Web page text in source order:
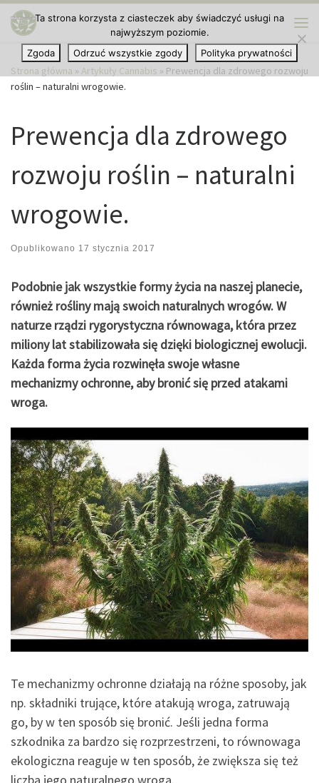
Przejdź do treści
Strona główna » Artykuły Cannabis » Prewencja dla zdrowego rozwoju
roślin – naturalni wrogowie.
Prewencja dla zdrowego
rozwoju roślin – naturalni
wrogowie.
Opublikowano 17 stycznia 2017
Podobnie jak wszystkie formy życia na naszej planecie,
również rośliny mają swoich naturalnych wrogów. W
naturze rządzi rygorystyczna równowaga, która przez
miliony lat stabilizowała się dzięki biologicznej ewolucji.
Każda forma życia rozwinęła swoje własne
mechanizmy ochronne, aby bronić się przed atakami
wroga.
Te mechanizmy ochronne działają na różne sposoby, jak
np. składniki trujące, które atakują wroga, zatruwają
go, by w ten sposób się bronić. Jeśli jedna forma
szkodnika za bardzo się rozprzestrzeni, to równowaga
ekologiczna reaguje w ten sposób, że zwiększa się też
Ta strona korzysta z ciasteczek aby świadczyć usługi na
najwyższym poziomie.
Zgoda
Odrzuć wszystkie zgody Polityka prywatności